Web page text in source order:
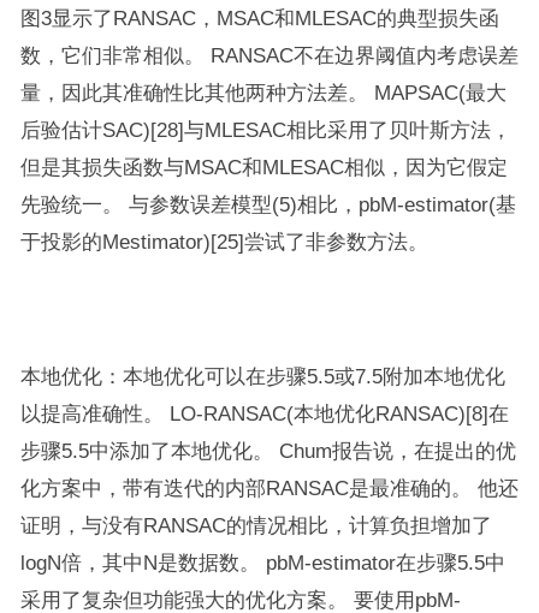
图3显示了RANSAC，MSAC和MLESAC的典型损失函
数，它们非常相似。 RANSAC不在边界阈值内考虑误差
量，因此其准确性比其他两种方法差。 MAPSAC(最大
后验估计SAC)[28]与MLESAC相比采用了贝叶斯方法，
但是其损失函数与MSAC和MLESAC相似，因为它假定
先验统一。 与参数误差模型(5)相比，pbM-estimator(基
于投影的Mestimator)[25]尝试了非参数方法。
本地优化：本地优化可以在步骤5.5或7.5附加本地优化
以提高准确性。 LO-RANSAC(本地优化RANSAC)[8]在
步骤5.5中添加了本地优化。 Chum报告说，在提出的优
化方案中，带有迭代的内部RANSAC是最准确的。 他还
证明，与没有RANSAC的情况相比，计算负担增加了
logN倍，其中N是数据数。 pbM-estimator在步骤5.5中
采用了复杂但功能强大的优化方案。 要使用pbM-